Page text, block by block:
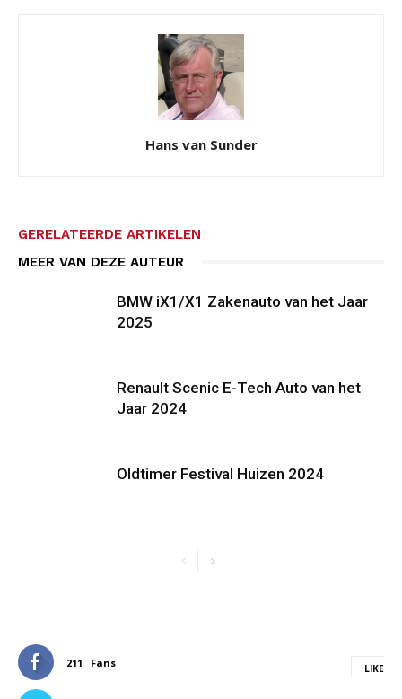
Hans van Sunder
GERELATEERDE ARTIKELEN
MEER VAN DEZE AUTEUR
BMW iX1/X1 Zakenauto van het Jaar
2025
Renault Scenic E-Tech Auto van het
Jaar 2024
Oldtimer Festival Huizen 2024
211 Fans LIKE